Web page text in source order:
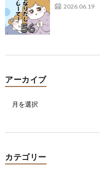
2026.06.19
アーカイブ
カテゴリー